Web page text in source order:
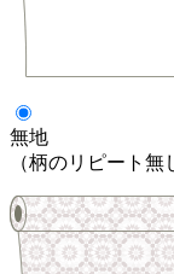
無地
（柄のリピート無